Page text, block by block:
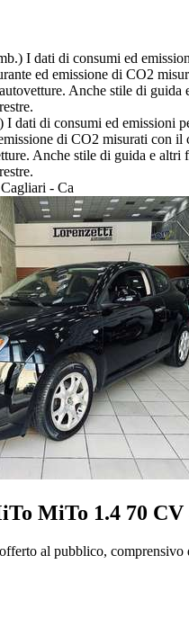
I dati di consumi ed
ed emissione di CO2
Anche stile di guida
I dati di consumi ed emissioni
di CO2 misurati con
Anche stile di guida e altri
- Ca
MiTo 1.4 70
al pubblico,